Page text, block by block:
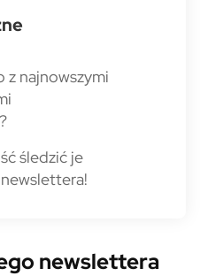
z najnowszymi
śledzić je
newslettera